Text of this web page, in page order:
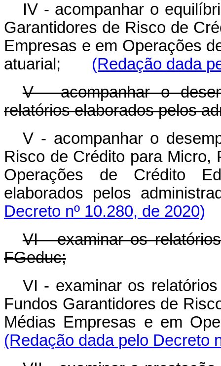
IV - acompanhar o
Garantidores de Risco de
Empresas e em Operações
atuarial; (Redação dada
V - acompanhar o
relatórios elaborados pelos
V - acompanhar o
Risco de Crédito para Micro,
Operações de Crédito
elaborados pelos
Decreto nº 10.280, de 2020)
VI - examinar os
FGeduc;
VI - examinar os
Fundos Garantidores de
Médias Empresas e em
(Redação dada pelo Decreto